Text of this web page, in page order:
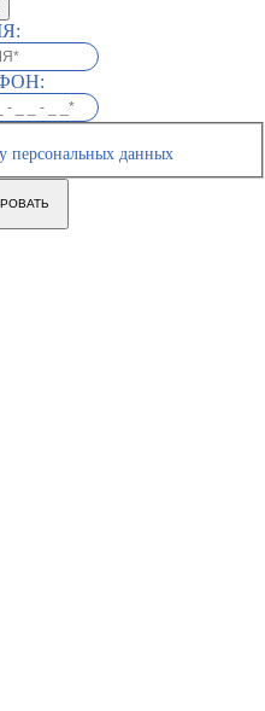
персональных данных